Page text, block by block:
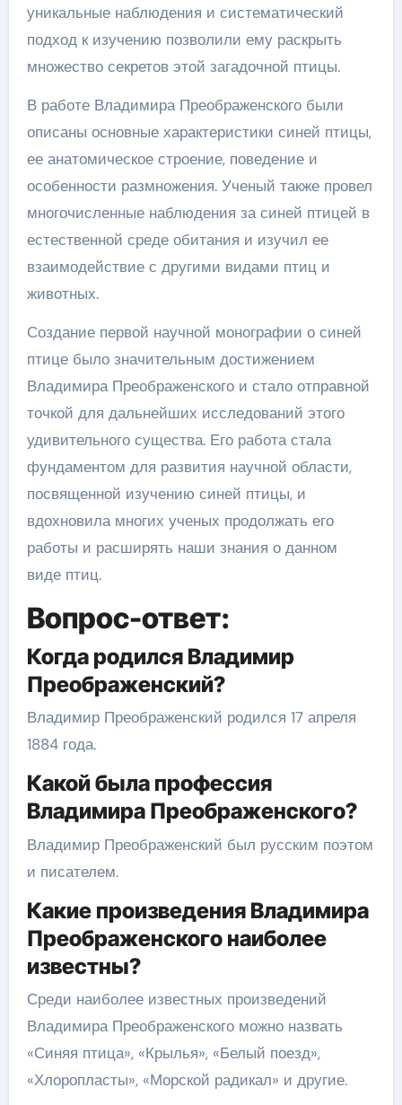
уникальные наблюдения и систематический
подход к изучению позволили ему раскрыть
множество секретов этой загадочной птицы.
В работе Владимира Преображенского были
описаны основные характеристики синей птицы,
ее анатомическое строение, поведение и
особенности размножения. Ученый также провел
многочисленные наблюдения за синей птицей в
естественной среде обитания и изучил ее
взаимодействие с другими видами птиц и
животных.
Создание первой научной монографии о синей
птице было значительным достижением
Владимира Преображенского и стало отправной
точкой для дальнейших исследований этого
удивительного существа. Его работа стала
фундаментом для развития научной области,
посвященной изучению синей птицы, и
вдохновила многих ученых продолжать его
работы и расширять наши знания о данном
виде птиц.
Вопрос-ответ:
Когда родился Владимир
Преображенский?
Владимир Преображенский родился 17 апреля
1884 года.
Какой была профессия
Владимира Преображенского?
Владимир Преображенский был русским поэтом
и писателем.
Какие произведения Владимира
Преображенского наиболее
известны?
Среди наиболее известных произведений
Владимира Преображенского можно назвать
«Синяя птица», «Крылья», «Белый поезд»,
«Хлоропласты», «Морской радикал» и другие.